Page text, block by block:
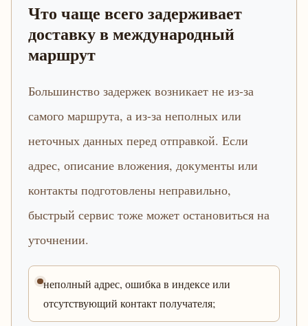
Что чаще всего задерживает
доставку в международный
маршрут
Большинство задержек возникает не из-за
самого маршрута, а из-за неполных или
неточных данных перед отправкой. Если
адрес, описание вложения, документы или
контакты подготовлены неправильно,
быстрый сервис тоже может остановиться на
уточнении.
неполный адрес, ошибка в индексе или
отсутствующий контакт получателя;